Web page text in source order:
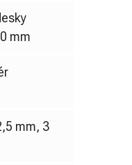
mm
mm, 3